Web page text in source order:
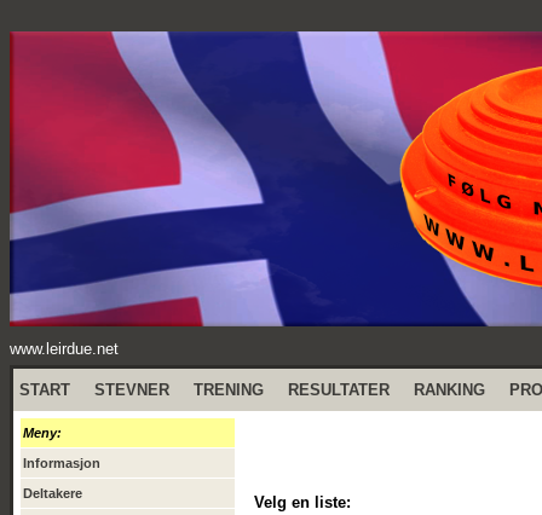
www.leirdue.net
START STEVNER TRENING RESULTATER RANKING
Meny:
Informasjon
Deltakere Velg en liste: